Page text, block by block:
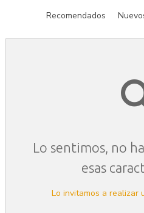
Recomendados
Lo sentimos, no
esas
Lo invitamos a realizar